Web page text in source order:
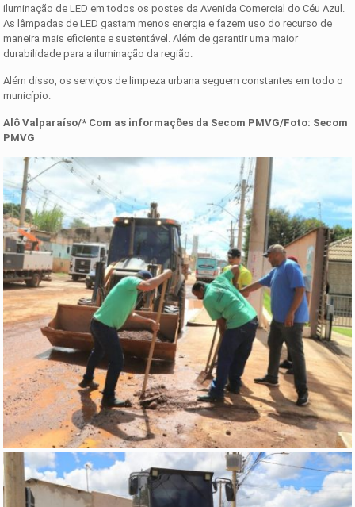
iluminação de LED em todos os postes da Avenida Comercial do Céu Azul.
As lâmpadas de LED gastam menos energia e fazem uso do recurso de
maneira mais eficiente e sustentável. Além de garantir uma maior
durabilidade para a iluminação da região.
Além disso, os serviços de limpeza urbana seguem constantes em todo o
município.
Alô Valparaíso/* Com as informações da Secom PMVG/Foto: Secom
PMVG